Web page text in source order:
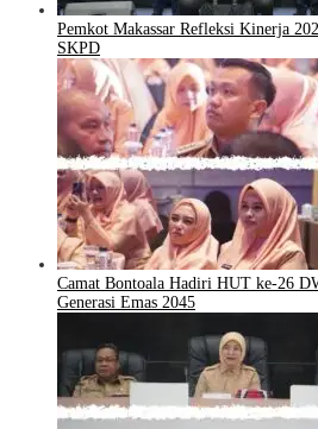
Pemkot Makassar Refleksi Kinerja
SKPD
Camat Bontoala Hadiri HUT ke-26
Generasi Emas 2045